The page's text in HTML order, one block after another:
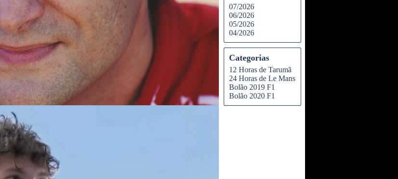
07/2026
06/2026
05/2026
04/2026
Categorias
12 Horas de Tarumã
24 Horas de Le Mans
Bolão 2019 F1
Bolão 2020 F1